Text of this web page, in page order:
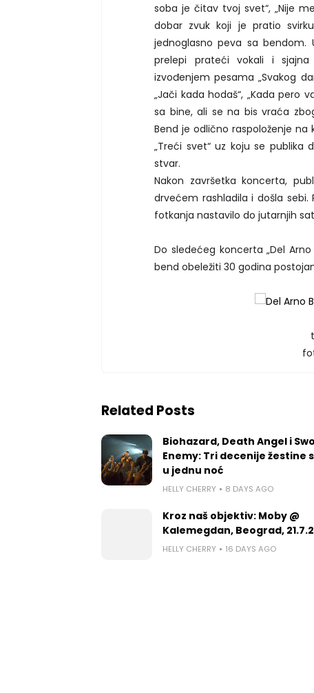
soba je čitav tvoj svet“, „Nije
dobar zvuk koji je pratio
jednoglasno peva sa
prelepi prateći vokali i
izvođenjem pesama „Svakog
„Jači kada hodaš“, „Kada pero
sa bine, ali se na bis vraća
Bend je odlično raspoloženje
„Treći svet“ uz koju se publika
stvar.
Nakon završetka koncerta,
drvećem rashladila i došla sebi.
fotkanja nastavilo do jutarnjih
Do sledećeg koncerta „Del
bend obeležiti 30 godina
Related Posts
Biohazard, Death Angel i
Enemy: Tri decenije žestine
u jednu noć
HELLY CHERRY 8 DAYS AGO
Kroz naš objektiv: Moby @
Kalemegdan, Beograd,
HELLY CHERRY 16 DAYS AGO